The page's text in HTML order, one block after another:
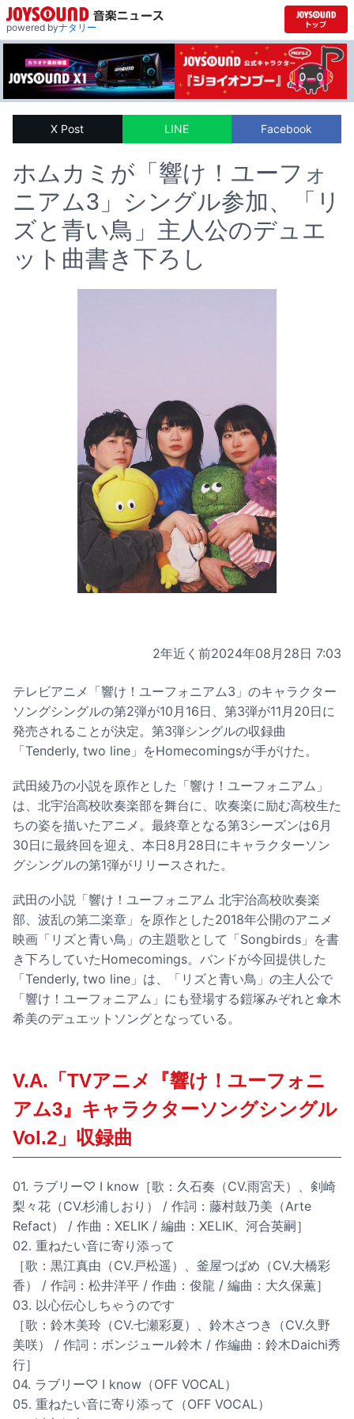
powered byナタリー
X Post LINE Facebook
ホムカミが「響け！ユーフォ
ニアム3」シングル参加、「リ
ズと青い鳥」主人公のデュエ
ット曲書き下ろし
2年近く前2024年08月28日 7:03
テレビアニメ「響け！ユーフォニアム3」のキャラクター
ソングシングルの第2弾が10月16日、第3弾が11月20日に
発売されることが決定。第3弾シングルの収録曲
「Tenderly, two line」をHomecomingsが手がけた。
武田綾乃の小説を原作とした「響け！ユーフォニアム」
は、北宇治高校吹奏楽部を舞台に、吹奏楽に励む高校生た
ちの姿を描いたアニメ。最終章となる第3シーズンは6月
30日に最終回を迎え、本日8月28日にキャラクターソン
グシングルの第1弾がリリースされた。
武田の小説「響け！ユーフォニアム 北宇治高校吹奏楽
部、波乱の第二楽章」を原作とした2018年公開のアニメ
映画「リズと青い鳥」の主題歌として「Songbirds」を書
き下ろしていたHomecomings。バンドが今回提供した
「Tenderly, two line」は、「リズと青い鳥」の主人公で
「響け！ユーフォニアム」にも登場する鎧塚みぞれと傘木
希美のデュエットソングとなっている。
V.A.「TVアニメ『響け！ユーフォニ
アム3』キャラクターソングシングル
Vol.2」収録曲
01. ラブリー♡ I know［歌：久石奏（CV.雨宮天）、剣崎
梨々花（CV.杉浦しおり） / 作詞：藤村鼓乃美（Arte
Refact） / 作曲：XELIK / 編曲：XELIK、河合英嗣］
02. 重ねたい音に寄り添って
［歌：黒江真由（CV.戸松遥）、釜屋つばめ（CV.大橋彩
香） / 作詞：松井洋平 / 作曲：俊龍 / 編曲：大久保薫］
03. 以心伝心しちゃうのです
［歌：鈴木美玲（CV.七瀬彩夏）、鈴木さつき（CV.久野
美咲） / 作詞：ボンジュール鈴木 / 作編曲：鈴木Daichi秀
行］
04. ラブリー♡ I know（OFF VOCAL）
05. 重ねたい音に寄り添って（OFF VOCAL）